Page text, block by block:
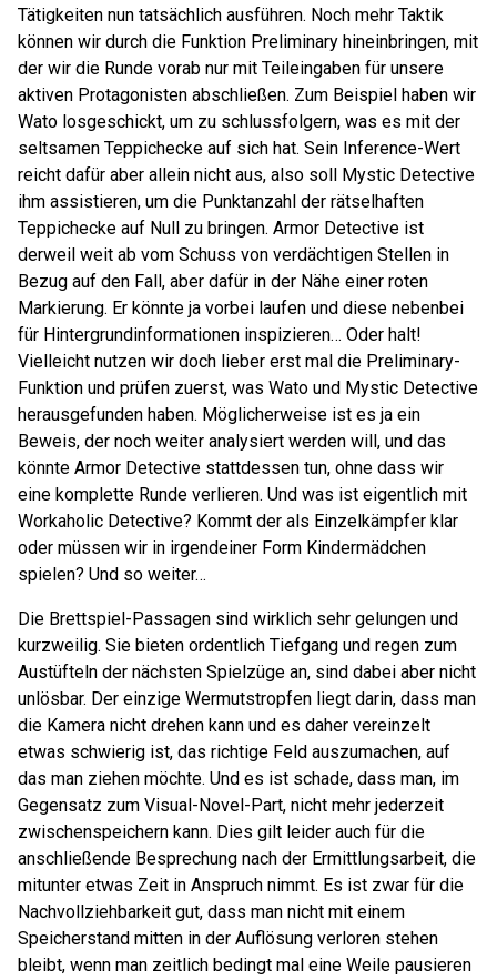
Tätigkeiten nun tatsächlich ausführen. Noch mehr Taktik
können wir durch die Funktion Preliminary hineinbringen, mit
der wir die Runde vorab nur mit Teileingaben für unsere
aktiven Protagonisten abschließen. Zum Beispiel haben wir
Wato losgeschickt, um zu schlussfolgern, was es mit der
seltsamen Teppichecke auf sich hat. Sein Inference-Wert
reicht dafür aber allein nicht aus, also soll Mystic Detective
ihm assistieren, um die Punktanzahl der rätselhaften
Teppichecke auf Null zu bringen. Armor Detective ist
derweil weit ab vom Schuss von verdächtigen Stellen in
Bezug auf den Fall, aber dafür in der Nähe einer roten
Markierung. Er könnte ja vorbei laufen und diese nebenbei
für Hintergrundinformationen inspizieren… Oder halt!
Vielleicht nutzen wir doch lieber erst mal die Preliminary-
Funktion und prüfen zuerst, was Wato und Mystic Detective
herausgefunden haben. Möglicherweise ist es ja ein
Beweis, der noch weiter analysiert werden will, und das
könnte Armor Detective stattdessen tun, ohne dass wir
eine komplette Runde verlieren. Und was ist eigentlich mit
Workaholic Detective? Kommt der als Einzelkämpfer klar
oder müssen wir in irgendeiner Form Kindermädchen
spielen? Und so weiter…
Die Brettspiel-Passagen sind wirklich sehr gelungen und
kurzweilig. Sie bieten ordentlich Tiefgang und regen zum
Austüfteln der nächsten Spielzüge an, sind dabei aber nicht
unlösbar. Der einzige Wermutstropfen liegt darin, dass man
die Kamera nicht drehen kann und es daher vereinzelt
etwas schwierig ist, das richtige Feld auszumachen, auf
das man ziehen möchte. Und es ist schade, dass man, im
Gegensatz zum Visual-Novel-Part, nicht mehr jederzeit
zwischenspeichern kann. Dies gilt leider auch für die
anschließende Besprechung nach der Ermittlungsarbeit, die
mitunter etwas Zeit in Anspruch nimmt. Es ist zwar für die
Nachvollziehbarkeit gut, dass man nicht mit einem
Speicherstand mitten in der Auflösung verloren stehen
bleibt, wenn man zeitlich bedingt mal eine Weile pausieren